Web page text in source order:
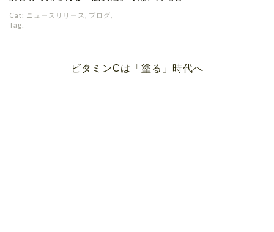
Cat: ニュースリリース ブログ
Tag:
ビタミンCは「塗る」時代へ